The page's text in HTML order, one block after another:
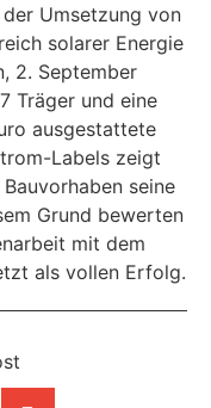
Umsetzung von
solarer Energie
2. September
Träger und eine
ausgestattete
Labels zeigt
seine
Grund bewerten
mit dem
als vollen Erfolg.